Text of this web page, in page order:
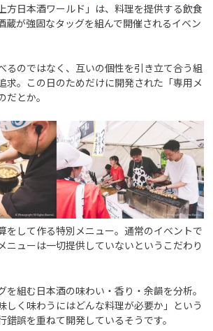
方日本酒ワールド」は、料理を提供する飲食
蔵が強固なタッグを組んで開催されるイベン
るのではなく、互いの個性を引き立て合う組
求。この日のためだけに開発された「専用メ
とか。
をして作る特別メニュー。通常のイベントで
ニューは一切提供していないというこだわり
を組む日本酒の味わい・香り・余韻を分析。
しく味わうにはどんな料理が必要か」という
錯誤を重ねて開発しているそうです。